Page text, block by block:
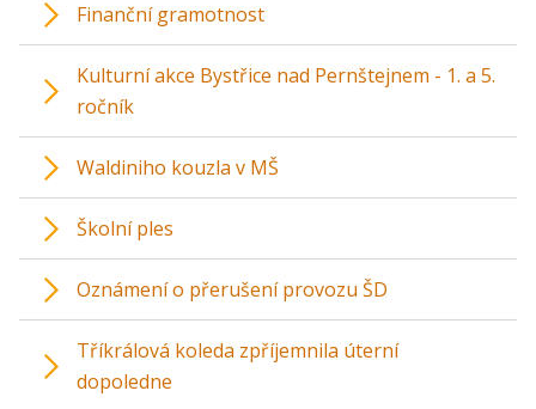
Finanční gramotnost
Kulturní akce Bystřice nad Pernštejnem - 1. a 5.
ročník
Waldiniho kouzla v MŠ
Školní ples
Oznámení o přerušení provozu ŠD
Tříkrálová koleda zpříjemnila úterní
dopoledne